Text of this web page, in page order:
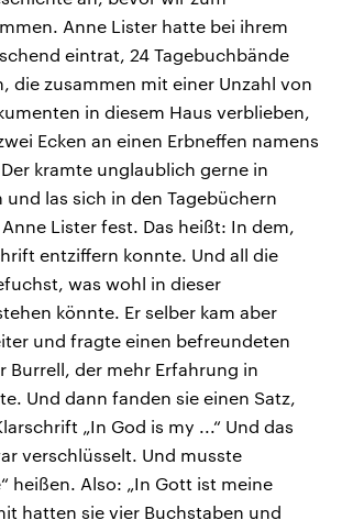
Anne Lister hatte bei ihrem
eintrat, 24 Tagebuchbände
die zusammen mit einer Unzahl von
in diesem Haus verblieben,
Ecken an einen Erbneffen namens
kramte unglaublich gerne in
und las sich in den Tagebüchern
Lister fest. Das heißt: In dem,
entziffern konnte. Und all die
was wohl in dieser
könnte. Er selber kam aber
und fragte einen befreundeten
Burrell, der mehr Erfahrung in
Und dann fanden sie einen Satz,
„In God is my ...“ Und das
verschlüsselt. Und musste
heißen. Also: „In Gott ist meine
hatten sie vier Buchstaben und